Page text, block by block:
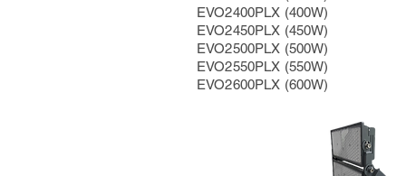
EVO2400PLX (400W)
EVO2450PLX (450W)
EVO2500PLX (500W)
EVO2550PLX (550W)
EVO2600PLX (600W)